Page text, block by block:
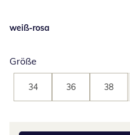
weiß-rosa
Größe
34 36 38